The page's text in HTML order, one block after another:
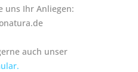
uns Ihr Anliegen:
auch unser